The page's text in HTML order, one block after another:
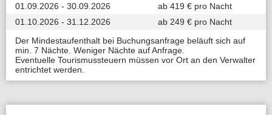
01.09.2026 - 30.09.2026
ab 419 € pro Nacht
01.10.2026 - 31.12.2026
ab 249 € pro Nacht
Der Mindestaufenthalt bei Buchungsanfrage beläuft sich auf
min. 7 Nächte. Weniger Nächte auf Anfrage.
Eventuelle Tourismussteuern müssen vor Ort an den Verwalter
entrichtet werden.